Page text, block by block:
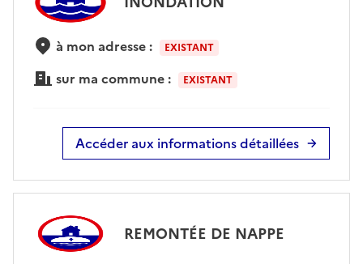
à mon adresse : EXISTANT
sur ma commune : EXISTANT
Accéder aux informations détaillées
REMONTÉE DE NAPPE